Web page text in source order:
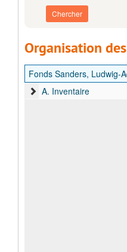
Organisation
Fonds Sanders, Ludwig-
A. Inventaire